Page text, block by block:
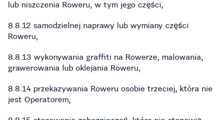
lub niszczenia Roweru, w tym jego części,
8.8.12 samodzielnej naprawy lub wymiany części
Roweru,
8.8.13 wykonywania graffiti na Rowerze, malowania,
grawerowania lub oklejania Roweru,
8.8.14 przekazywania Roweru osobie trzeciej, która nie
jest Operatorem,